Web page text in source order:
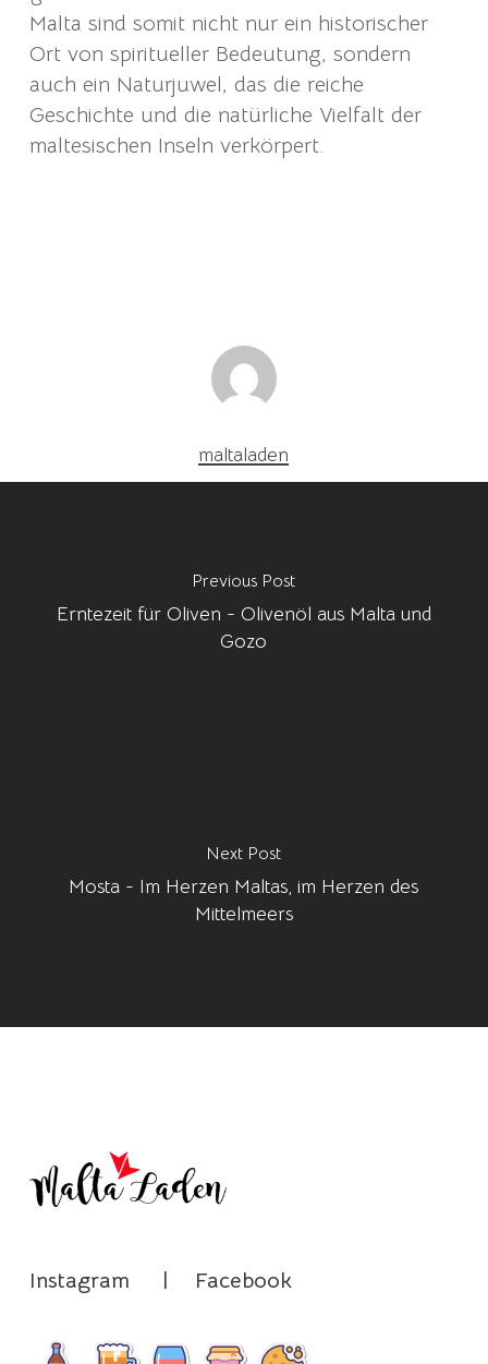
Malta sind somit nicht nur ein historischer
Ort von spiritueller Bedeutung, sondern
auch ein Naturjuwel, das die reiche
Geschichte und die natürliche Vielfalt der
maltesischen Inseln verkörpert.
maltaladen
Previous Post
Erntezeit für Oliven - Olivenöl aus Malta und
Gozo
Next Post
Mosta - Im Herzen Maltas, im Herzen des
Mittelmeers
Instagram Facebook